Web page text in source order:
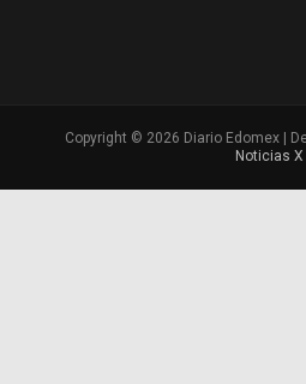
Copyright © 2026 Diario Edomex |
Noticias X